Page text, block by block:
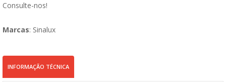
Consulte-nos!
Marcas: Sinalux
INFORMAÇÃO TÉCNICA